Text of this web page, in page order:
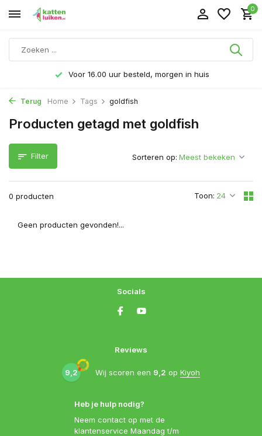
0
Voor 16.00 uur besteld, morgen in huis
Terug Home Tags goldfish
Producten getagd met goldfish
Filter
0 producten Toon:
Sorteren op:
Geen producten gevonden!...
Heb je hulp nodig?
Neem contact op met de
klantenservice Maandag t/m
Reviews
9,2 Wij scoren een 9,2 op Kiyoh
Socials